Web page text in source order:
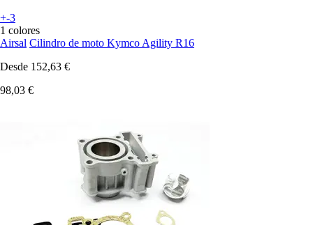
+-3
1 colores
Airsal Cilindro de moto Kymco Agility R16
Desde 152,63 €
98,03 €